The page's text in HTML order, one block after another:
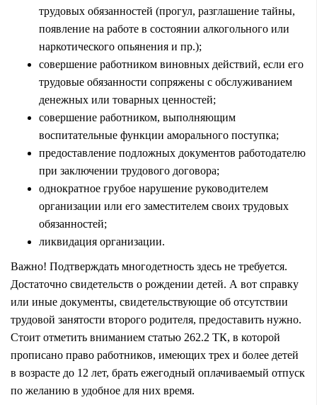
трудовых обязанностей (прогул, разглашение тайны,
появление на работе в состоянии алкогольного или
наркотического опьянения и пр.);
совершение работником виновных действий, если его
трудовые обязанности сопряжены с обслуживанием
денежных или товарных ценностей;
совершение работником, выполняющим
воспитательные функции аморального поступка;
предоставление подложных документов работодателю
при заключении трудового договора;
однократное грубое нарушение руководителем
организации или его заместителем своих трудовых
обязанностей;
ликвидация организации.
Важно! Подтверждать многодетность здесь не требуется.
Достаточно свидетельств о рождении детей. А вот справку
или иные документы, свидетельствующие об отсутствии
трудовой занятости второго родителя, предоставить нужно.
Стоит отметить вниманием статью 262.2 ТК, в которой
прописано право работников, имеющих трех и более детей
в возрасте до 12 лет, брать ежегодный оплачиваемый отпуск
по желанию в удобное для них время.